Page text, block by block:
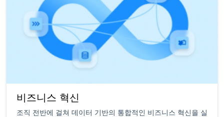
비즈니스 혁신
조직 전반에 걸쳐 데이터 기반의 통합적인 비즈니스 혁신을 실